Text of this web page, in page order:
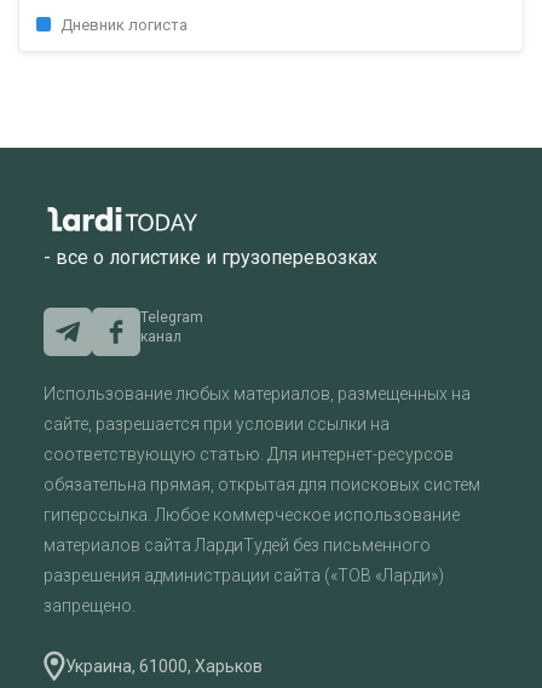
Дневник логиста
- все о логистике и грузоперевозках
Telegram
канал
Использование любых материалов, размещенных на
сайте, разрешается при условии ссылки на
соответствующую статью. Для интернет-ресурсов
обязательна прямая, открытая для поисковых систем
гиперссылка. Любое коммерческое использование
материалов сайта ЛардиТудей без письменного
разрешения администрации сайта («ТОВ «Ларди»)
запрещено.
Украина, 61000, Харьков